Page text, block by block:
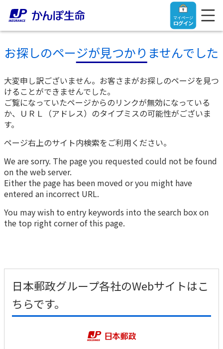
マイページ
ログイン
トップ
ご契約者さま
ご契約者さま
マイページログイン
入院保険金・手術保険金のご請求
お手続き一覧
きっかけ・できごとから探す
保険をご検討中のお客さま
保険をご検討中のお客さま
定期保険
学資保険
長寿支援保険
お見積りシミュレーション
法人のお客さま
【まずはご相談ください】企業経営でお悩みの方はこ
ちら
目的から探す
お役立ち情報
かんぽ生命の団体取扱い
法人向け資料請求
お役立ち情報
かんぽのLifeサポートナビ
かんぽ生命について
よくあるご質問
お問い合わせ
お探しのページが見つかりませんでした
大変申し訳ございません。お客さまがお探しのページを見つ
けることができませんでした。
ご覧になっていたページからのリンクが無効になっている
か、ＵＲＬ（アドレス）のタイプミスの可能性がございま
す。
ページ右上のサイト内検索をご利用ください。
We are sorry. The page you requested could not be found
on the web server.
Either the page has been moved or you might have
entered an incorrect URL.
You may wish to entry keywords into the search box on
the top right corner of this page.
日本郵政グループ各社のWebサイトはこ
ちらです。